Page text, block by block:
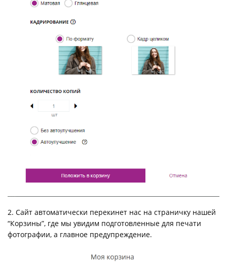
2. Сайт автоматически перекинет нас на страничку нашей
“Корзины”, где мы увидим подготовленные для печати
фотографии, а главное предупреждение.